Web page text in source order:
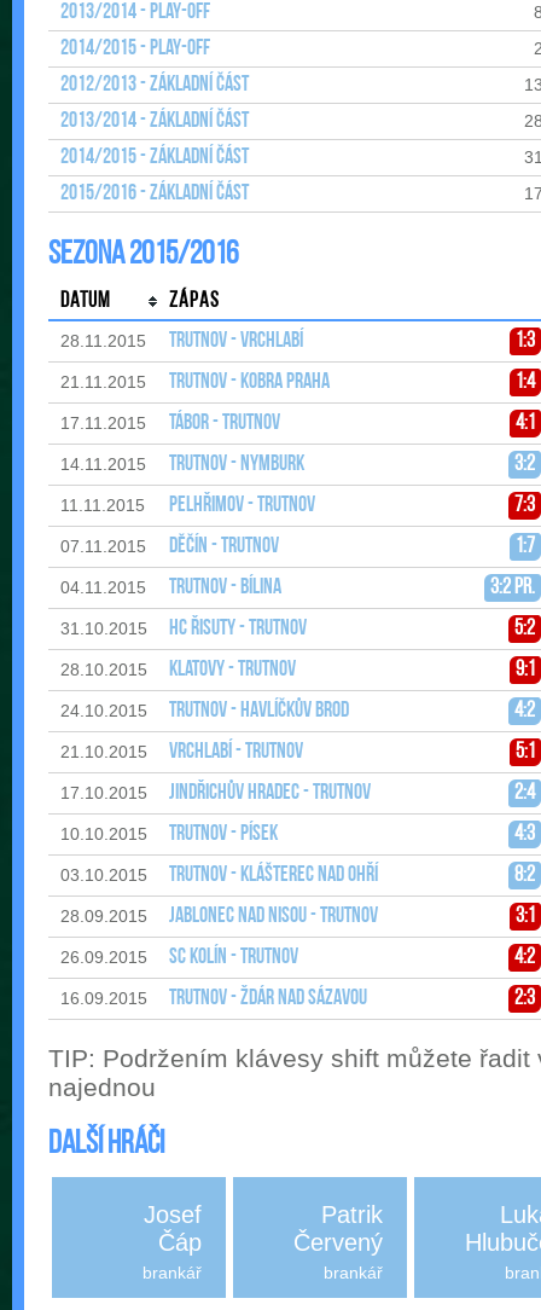
2013/2014 - Play-off
2014/2015 - Play-off
2012/2013 - Základní část
2013/2014 - Základní část
2014/2015 - Základní část
2015/2016 - Základní část
Sezona 2015/2016
Datum Zápas
28.11.2015 Trutnov - Vrchlabí 1:3
21.11.2015 Trutnov - Kobra Praha 1:4
17.11.2015 Tábor - Trutnov 4:1
14.11.2015 Trutnov - Nymburk 3:2
11.11.2015 Pelhřimov - Trutnov 7:3
07.11.2015 Děčín - Trutnov 1:7
04.11.2015 Trutnov - Bílina 3:2 pr.
31.10.2015 HC Řisuty - Trutnov 5:2
28.10.2015 Klatovy - Trutnov 9:1
24.10.2015 Trutnov - Havlíčkův Brod 4:2
21.10.2015 Vrchlabí - Trutnov 5:1
17.10.2015 Jindřichův Hradec - Trutnov 2:4
10.10.2015 Trutnov - Písek 4:3
03.10.2015 Trutnov - Klášterec nad Ohří 8:2
28.09.2015 Jablonec nad Nisou - Trutnov 3:1
26.09.2015 SC Kolín - Trutnov 4:2
16.09.2015 Trutnov - Ždár nad Sázavou 2:3
TIP: Podržením klávesy shift můžete řadit
najednou
Další hráči
Josef
Čáp
brankář
Patrik
Červený
brankář